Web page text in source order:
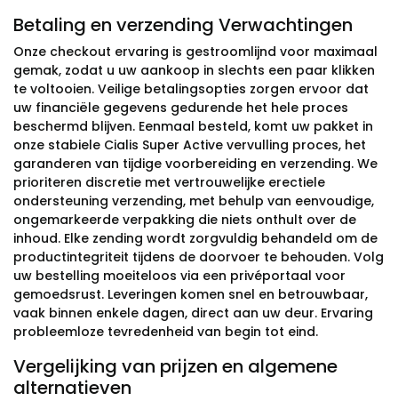
Betaling en verzending Verwachtingen
Onze checkout ervaring is gestroomlijnd voor maximaal
gemak, zodat u uw aankoop in slechts een paar klikken
te voltooien. Veilige betalingsopties zorgen ervoor dat
uw financiële gegevens gedurende het hele proces
beschermd blijven. Eenmaal besteld, komt uw pakket in
onze stabiele Cialis Super Active vervulling proces, het
garanderen van tijdige voorbereiding en verzending. We
prioriteren discretie met vertrouwelijke erectiele
ondersteuning verzending, met behulp van eenvoudige,
ongemarkeerde verpakking die niets onthult over de
inhoud. Elke zending wordt zorgvuldig behandeld om de
productintegriteit tijdens de doorvoer te behouden. Volg
uw bestelling moeiteloos via een privéportaal voor
gemoedsrust. Leveringen komen snel en betrouwbaar,
vaak binnen enkele dagen, direct aan uw deur. Ervaring
probleemloze tevredenheid van begin tot eind.
Vergelijking van prijzen en algemene
alternatieven